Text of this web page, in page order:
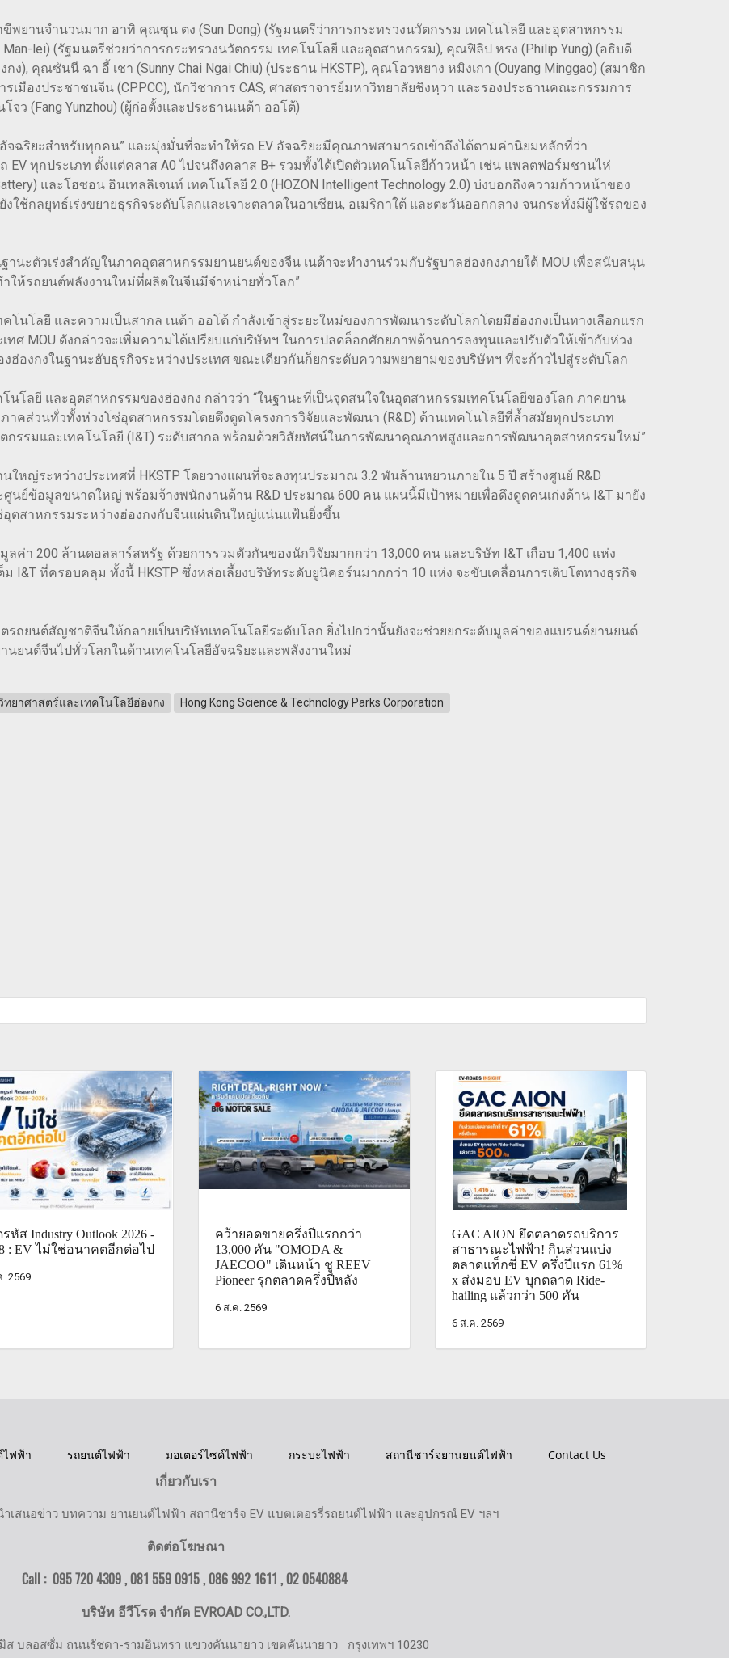
ยานจำนวนมาก อาทิ คุณซุน ตง (Sun Dong) (รัฐมนตรีว่าการกระทรวงนวัตกรรม เทคโนโลยี และอุตสาหกรรม
lei) (รัฐมนตรีช่วยว่าการกระทรวงนวัตกรรม เทคโนโลยี และอุตสาหกรรม), คุณฟิลิป หรง (Philip Yung) (อธิบดี
), คุณซันนี ฉา อี้ เชา (Sunny Chai Ngai Chiu) (ประธาน HKSTP), คุณโอวหยาง หมิงเกา (Ouyang Minggao) (สมาชิก
มืองประชาชนจีน (CPPCC), นักวิชาการ CAS, ศาสตราจารย์มหาวิทยาลัยชิงหฺวา และรองประธานคณะกรรมการ
(Fang Yunzhou) (ผู้ก่อตั้งและประธานเนต้า ออโต้)
จฉริยะสำหรับทุกคน” และมุ่งมั่นที่จะทำให้รถ EV อัจฉริยะมีคุณภาพสามารถเข้าถึงได้ตามค่านิยมหลักที่ว่า
EV ทุกประเภท ตั้งแต่คลาส A0 ไปจนถึงคลาส B+ รวมทั้งได้เปิดตัวเทคโนโลยีก้าวหน้า เช่น แพลตฟอร์มชานไห่
และโฮซอน อินเทลลิเจนท์ เทคโนโลยี 2.0 (HOZON Intelligent Technology 2.0) บ่งบอกถึงความก้าวหน้าของ
ช้กลยุทธ์เร่งขยายธุรกิจระดับโลกและเจาะตลาดในอาเซียน, อเมริกาใต้ และตะวันออกกลาง จนกระทั่งมีผู้ใช้รถของ
านะตัวเร่งสำคัญในภาคอุตสาหกรรมยานยนต์ของจีน เนต้าจะทำงานร่วมกับรัฐบาลฮ่องกงภายใต้ MOU เพื่อสนับสนุน
ให้รถยนต์พลังงานใหม่ที่ผลิตในจีนมีจำหน่ายทั่วโลก”
นโลยี และความเป็นสากล เนต้า ออโต้ กำลังเข้าสู่ระยะใหม่ของการพัฒนาระดับโลกโดยมีฮ่องกงเป็นทางเลือกแรก
ทศ MOU ดังกล่าวจะเพิ่มความได้เปรียบแก่บริษัทฯ ในการปลดล็อกศักยภาพด้านการลงทุนและปรับตัวให้เข้ากับห่วง
องกงในฐานะฮับธุรกิจระหว่างประเทศ ขณะเดียวกันก็ยกระดับความพยายามของบริษัทฯ ที่จะก้าวไปสู่ระดับโลก
โลยี และอุตสาหกรรมของฮ่องกง กล่าวว่า “ในฐานะที่เป็นจุดสนใจในอุตสาหกรรมเทคโนโลยีของโลก ภาคยาน
าคส่วนทั่วทั้งห่วงโซ่อุตสาหกรรมโดยดึงดูดโครงการวิจัยและพัฒนา (R&D) ด้านเทคโนโลยีที่ล้ำสมัยทุกประเภท
กรรมและเทคโนโลยี (I&T) ระดับสากล พร้อมด้วยวิสัยทัศน์ในการพัฒนาคุณภาพสูงและการพัฒนาอุตสาหกรรมใหม่”
นใหญ่ระหว่างประเทศที่ HKSTP โดยวางแผนที่จะลงทุนประมาณ 3.2 พันล้านหยวนภายใน 5 ปี สร้างศูนย์ R&D
นย์ข้อมูลขนาดใหญ่ พร้อมจ้างพนักงานด้าน R&D ประมาณ 600 คน แผนนี้มีเป้าหมายเพื่อดึงดูดคนเก่งด้าน I&T มายัง
อุตสาหกรรมระหว่างฮ่องกงกับจีนแผ่นดินใหญ่แน่นแฟ้นยิ่งขึ้น
ค่า 200 ล้านดอลลาร์สหรัฐ ด้วยการรวมตัวกันของนักวิจัยมากกว่า 13,000 คน และบริษัท I&T เกือบ 1,400 แห่ง
I&T ที่ครอบคลุม ทั้งนี้ HKSTP ซึ่งหล่อเลี้ยงบริษัทระดับยูนิคอร์นมากกว่า 10 แห่ง จะขับเคลื่อนการเติบโตทางธุรกิจ
รถยนต์สัญชาติจีนให้กลายเป็นบริษัทเทคโนโลยีระดับโลก ยิ่งไปกว่านั้นยังจะช่วยยกระดับมูลค่าของแบรนด์ยานยนต์
ยนต์จีนไปทั่วโลกในด้านเทคโนโลยีอัจฉริยะและพลังงานใหม่
ทยาศาสตร์และเทคโนโลยีฮ่องกง Hong Kong Science & Technology Parks Corporation
หัส Industry Outlook 2026 -
: EV ไม่ใช่อนาคตอีกต่อไป
. 2569
คว้ายอดขายครึ่งปีแรกกว่า
13,000 คัน "OMODA &
JAECOO" เดินหน้า ชู REEV
Pioneer รุกตลาดครึ่งปีหลัง
6 ส.ค. 2569
GAC AION ยึดตลาดรถบริการ
สาธารณะไฟฟ้า! กินส่วนแบ่ง
ตลาดแท็กซี่ EV ครึ่งปีแรก 61%
x ส่งมอบ EV บุกตลาด Ride-
hailing แล้วกว่า 500 คัน
6 ส.ค. 2569
ฟฟ้า รถยนต์ไฟฟ้า มอเตอร์ไซค์ไฟฟ้า กระบะไฟฟ้า สถานีชาร์จยานยนต์ไฟฟ้า
Contact Us
เกี่ยวกับเรา
นำเสนอข่าว บทความ ยานยนต์ไฟฟ้า สถานีชาร์จ EV แบตเตอรรี่รถยนต์ไฟฟ้า และอุปกรณ์ EV ฯลฯ
ติดต่อโฆษณา
Call : 095 720 4309 , 081 559 0915 , 086 992 1611 ,02 0540884
บริษัท อีวีโรด จำกัด EVROAD CO.,LTD.
ส บลอสซั่ม ถนนรัชดา-รามอินทรา แขวงคันนายาว เขตคันนายาว กรุงเทพฯ 10230